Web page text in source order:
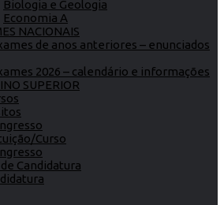
Biologia e Geologia
Economia A
NACIONAIS
de anos anteriores – enunciados
2026 – calendário e informações
SUPERIOR
Curso
Candidatura